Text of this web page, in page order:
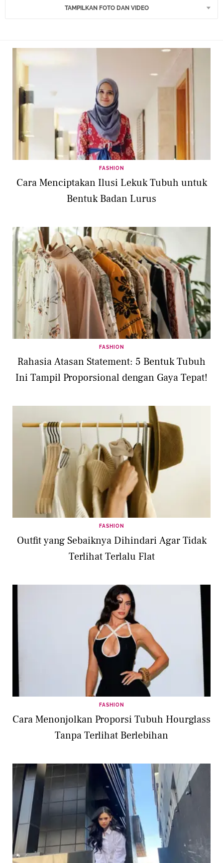
TAMPILKAN FOTO DAN VIDEO
FASHION
Cara Menciptakan Ilusi Lekuk Tubuh untuk
Bentuk Badan Lurus
FASHION
Rahasia Atasan Statement: 5 Bentuk Tubuh
Ini Tampil Proporsional dengan Gaya Tepat!
FASHION
Outfit yang Sebaiknya Dihindari Agar Tidak
Terlihat Terlalu Flat
FASHION
Cara Menonjolkan Proporsi Tubuh Hourglass
Tanpa Terlihat Berlebihan